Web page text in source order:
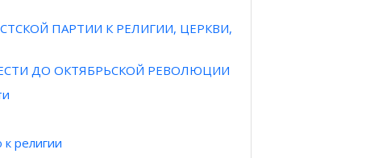
ПАРТИИ К РЕЛИГИИ, ЦЕРКВИ,
ДО ОКТЯБРЬСКОЙ РЕВОЛЮЦИИ
религии